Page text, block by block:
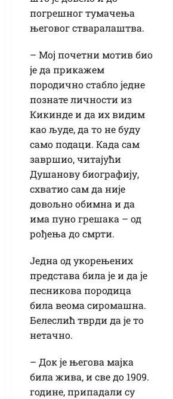
погрешног тумачења
његовог стваралаштва.
– Мој почетни мотив био
је да прикажем
породично стабло једне
познате личности из
Кикинде и да их видим
као људе, да то не буду
само подаци. Када сам
завршио, читајући
Душанову биографију,
схватио сам да није
довољно обимна и да
има пуно грешака – од
рођења до смрти.
Једна од укорењених
представа била је и да је
песникова породица
била веома сиромашна.
Белеслић тврди да је то
нетачно.
– Док је његова мајка
била жива, и све до 1909.
године, припадали су